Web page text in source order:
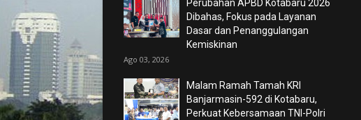
Perubahan APBD Kotabaru 2026
Dibahas, Fokus pada Layanan
Dasar dan Penanggulangan
Kemiskinan
Ago 03, 2026
Malam Ramah Tamah KRI
Banjarmasin-592 di Kotabaru,
Perkuat Kebersamaan TNI-Polri